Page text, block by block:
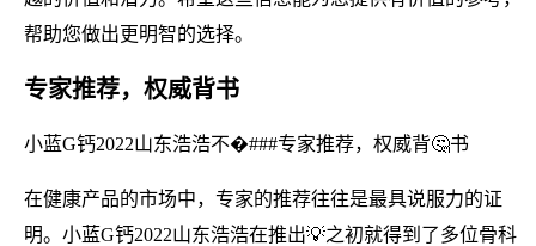
帮助您做出更明智的选择。
专家推荐，权威背书
小蓝G钙2022山东浩浩不�###专家推荐，权威背🤔书
在健康产品的市场中，专家的推荐往往是最具说服力的证
明。小蓝G钙2022山东浩浩在推出💡之初就得到了多位骨科